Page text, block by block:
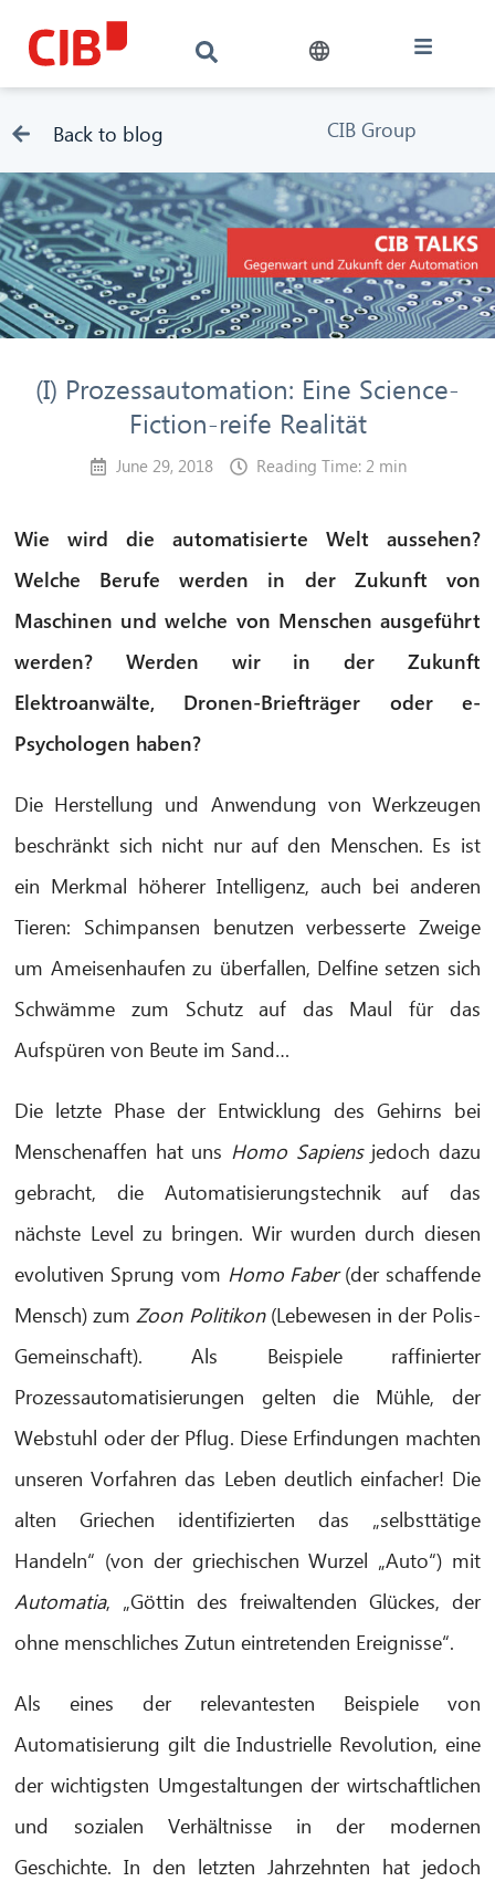
Back to blog CIB Group
(I) Prozessautomation: Eine Science-
Fiction-reife Realität
June 29, 2018 Reading Time: 2 min
Wie wird die automatisierte Welt aussehen?
Welche Berufe werden in der Zukunft von
Maschinen und welche von Menschen ausgeführt
werden? Werden wir in der Zukunft
Elektroanwälte, Dronen-Briefträger oder e-
Psychologen haben?
Die Herstellung und Anwendung von Werkzeugen
beschränkt sich nicht nur auf den Menschen. Es ist
ein Merkmal höherer Intelligenz, auch bei anderen
Tieren: Schimpansen benutzen verbesserte Zweige
um Ameisenhaufen zu überfallen, Delfine setzen sich
Schwämme zum Schutz auf das Maul für das
Aufspüren von Beute im Sand…
Die letzte Phase der Entwicklung des Gehirns bei
Menschenaffen hat uns Homo Sapiensjedoch dazu
gebracht, die Automatisierungstechnik auf das
nächste Level zu bringen. Wir wurden durch diesen
evolutiven Sprung vom Homo Faber(der schaffende
Mensch) zumZoon Politikon(Lebewesen in der Polis-
Gemeinschaft). Als Beispiele raffinierter
Prozessautomatisierungen gelten die Mühle, der
Webstuhl oder der Pflug. Diese Erfindungen machten
unseren Vorfahren das Leben deutlich einfacher! Die
alten Griechen identifizierten das „selbsttätige
Handeln“ (von der griechischen Wurzel „Auto“) mit
Automatia, „Göttin des freiwaltenden Glückes, der
ohne menschliches Zutun eintretenden Ereignisse“.
Als eines der relevantesten Beispiele von
Automatisierung gilt die Industrielle Revolution, eine
der wichtigsten Umgestaltungen der wirtschaftlichen
und sozialen Verhältnisse in der modernen
Geschichte. In den letzten Jahrzehnten hat jedoch
CIB AI ChatBot
Hello! What can I do for you?